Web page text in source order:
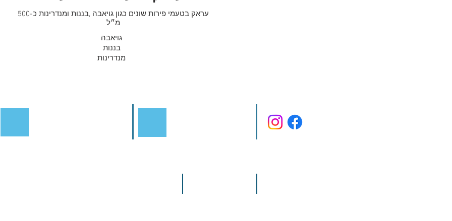
עראק בטעמי פירות שונים כגון גויאבה ,בננות ומנדרינות כ-500
מ״ל
גויאבה
בננות
מנדרינות